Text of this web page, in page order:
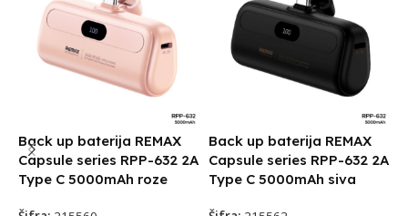
Back up baterija REMAX
Capsule series RPP-632 2A
Type C 5000mAh roze
Back up baterija REMAX
Capsule series RPP-632 2A
Type C 5000mAh siva